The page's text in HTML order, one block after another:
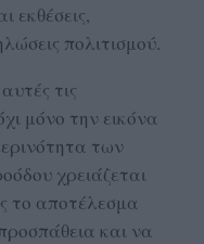
εκθέσεις,
πολιτισμού.
τις
μόνο την εικόνα
των
χρειάζεται
το αποτέλεσμα
και να